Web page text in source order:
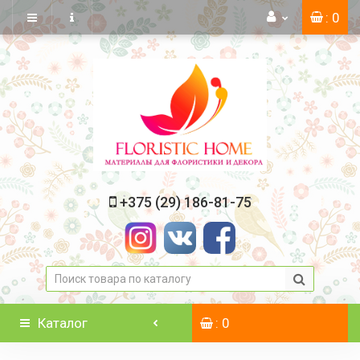
: 0
+375 (29) 186-81-75
Каталог : 0